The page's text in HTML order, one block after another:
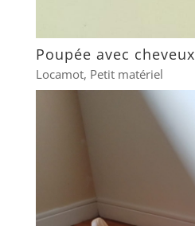
Poupée avec cheveux
Locamot, Petit matériel